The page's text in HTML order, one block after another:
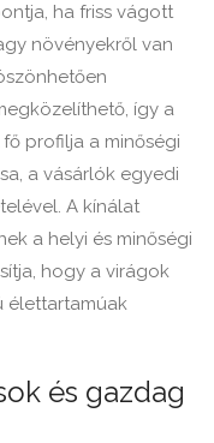
ha friss vágott
növényekről van
így a
profilja a minőségi
a vásárlók egyedi
A kínálat
a helyi és minőségi
hogy a virágok
élettartamúak
és gazdag